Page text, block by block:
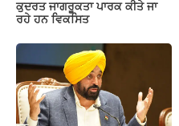
ਕੁਦਰਤ ਜਾਗਰੂਕਤਾ ਪਾਰਕ ਕੀਤੇ ਜਾ
ਰਹੇ ਹਨ ਵਿਕਸਿਤ